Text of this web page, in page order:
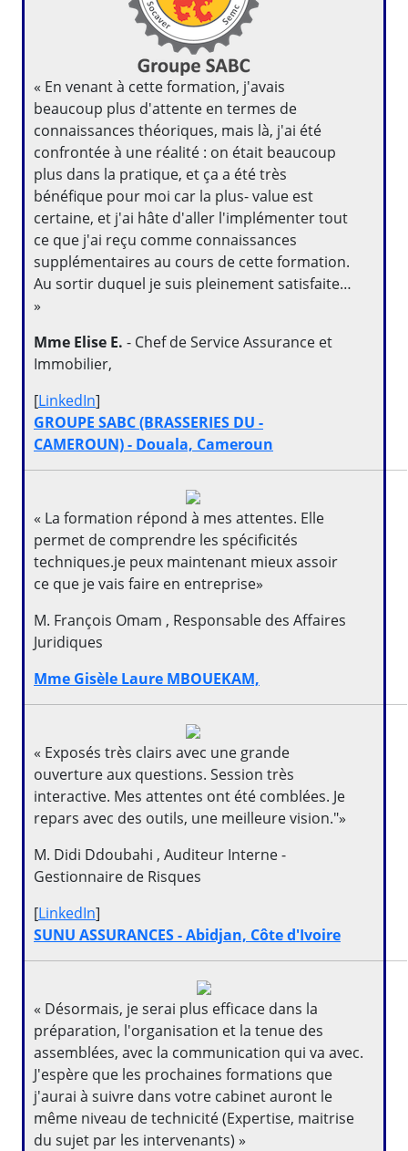
« En venant à cette formation, j'avais
beaucoup plus d'attente en termes de
connaissances théoriques, mais là, j'ai été
confrontée à une réalité : on était beaucoup
plus dans la pratique, et ça a été très
bénéfique pour moi car la plus- value est
certaine, et j'ai hâte d'aller l'implémenter tout
ce que j'ai reçu comme connaissances
supplémentaires au cours de cette formation.
Au sortir duquel je suis pleinement satisfaite…
»
Mme Elise E. - Chef de Service Assurance et
Immobilier,
[LinkedIn]
GROUPE SABC (BRASSERIES DU -
CAMEROUN) - Douala, Cameroun
« La formation répond à mes attentes. Elle
permet de comprendre les spécificités
techniques.je peux maintenant mieux assoir
ce que je vais faire en entreprise»
M. François Omam , Responsable des Affaires
Juridiques
Mme Gisèle Laure MBOUEKAM,
« Exposés très clairs avec une grande
ouverture aux questions. Session très
interactive. Mes attentes ont été comblées. Je
repars avec des outils, une meilleure vision."»
M. Didi Ddoubahi , Auditeur Interne -
Gestionnaire de Risques
[LinkedIn]
SUNU ASSURANCES - Abidjan, Côte d'Ivoire
« Désormais, je serai plus efficace dans la
préparation, l'organisation et la tenue des
assemblées, avec la communication qui va avec.
J'espère que les prochaines formations que
j'aurai à suivre dans votre cabinet auront le
même niveau de technicité (Expertise, maitrise
du sujet par les intervenants) »